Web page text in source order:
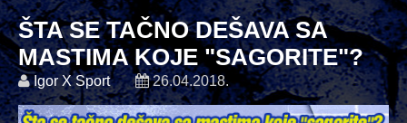
ŠTA SE TAČNO DEŠAVA SA
MASTIMA KOJE "SAGORITE"?
Igor X Sport 26.04.2018.